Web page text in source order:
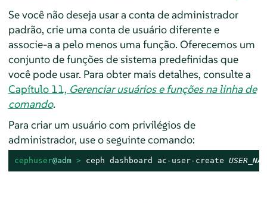
Se você não deseja usar a conta de administrador
padrão, crie uma conta de usuário diferente e
associe-a a pelo menos uma função. Oferecemos um
conjunto de funções de sistema predefinidas que
você pode usar. Para obter mais detalhes, consulte a
Capítulo 11, Gerenciar usuários e funções na linha de
comando.
Para criar um usuário com privilégios de
administrador, use o seguinte comando:
cephuser@adm > ceph dashboard ac-user-create